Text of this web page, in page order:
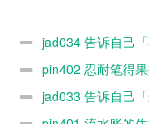
上帝吧!」
jad034 告诉自己
pin402 忍耐笔得
jad033 告诉自己